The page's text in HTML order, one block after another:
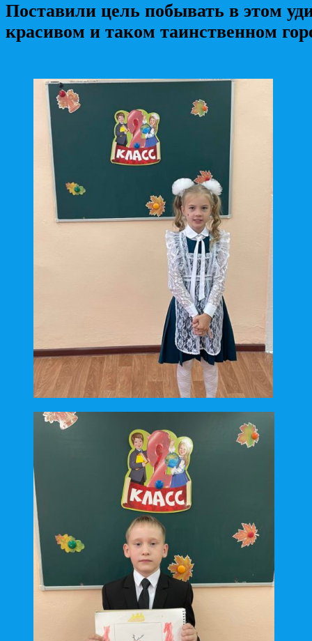
Поставили цель побывать в этом
красивом и таком таинственном